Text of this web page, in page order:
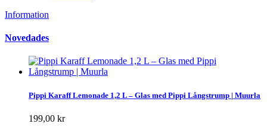
Information
Novedades
Pippi Karaff Lemonade 1,2 L – Glas med Pippi Långstrump | Muurla
199,00 kr